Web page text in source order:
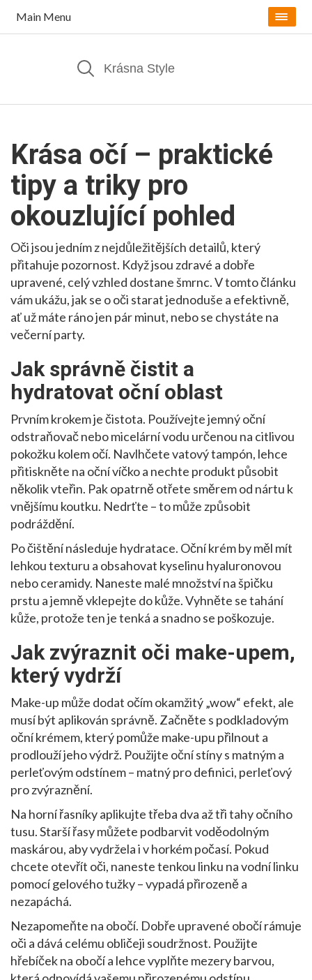
Main Menu
Krása očí – praktické
tipy a triky pro
okouzlující pohled
Oči jsou jedním z nejdůležitějších detailů, který
přitahuje pozornost. Když jsou zdravé a dobře
upravené, celý vzhled dostane šmrnc. V tomto článku
vám ukážu, jak se o oči starat jednoduše a efektivně,
ať už máte ráno jen pár minut, nebo se chystáte na
večerní party.
Jak správně čistit a
hydratovat oční oblast
Prvním krokem je čistota. Používejte jemný oční
odstraňovač nebo micelární vodu určenou na citlivou
pokožku kolem očí. Navlhčete vatový tampón, lehce
přitiskněte na oční víčko a nechte produkt působit
několik vteřin. Pak opatrně otřete směrem od nártu k
vnějšímu koutku. Nedrťte – to může způsobit
podráždění.
Po čištění následuje hydratace. Oční krém by měl mít
lehkou texturu a obsahovat kyselinu hyaluronovou
nebo ceramidy. Naneste malé množství na špičku
prstu a jemně vklepejte do kůže. Vyhněte se tahání
kůže, protože ten je tenká a snadno se poškozuje.
Jak zvýraznit oči make-upem,
který vydrží
Make-up může dodat očím okamžitý „wow“ efekt, ale
musí být aplikován správně. Začněte s podkladovým
oční krémem, který pomůže make-upu přilnout a
prodlouží jeho výdrž. Použijte oční stíny s matným a
perleťovým odstínem – matný pro definici, perleťový
pro zvýraznění.
Na horní řasníky aplikujte třeba dva až tři tahy očního
tusu. Starší řasy můžete podbarvit voděodolným
maskárou, aby vydržela i v horkém počasí. Pokud
chcete otevřít oči, naneste tenkou linku na vodní linku
pomocí gelového tužky – vypadá přirozeně a
nezapáchá.
Nezapomeňte na obočí. Dobře upravené obočí rámuje
oči a dává celému obličeji soudržnost. Použijte
hřebíček na obočí a lehce vyplňte mezery barvou,